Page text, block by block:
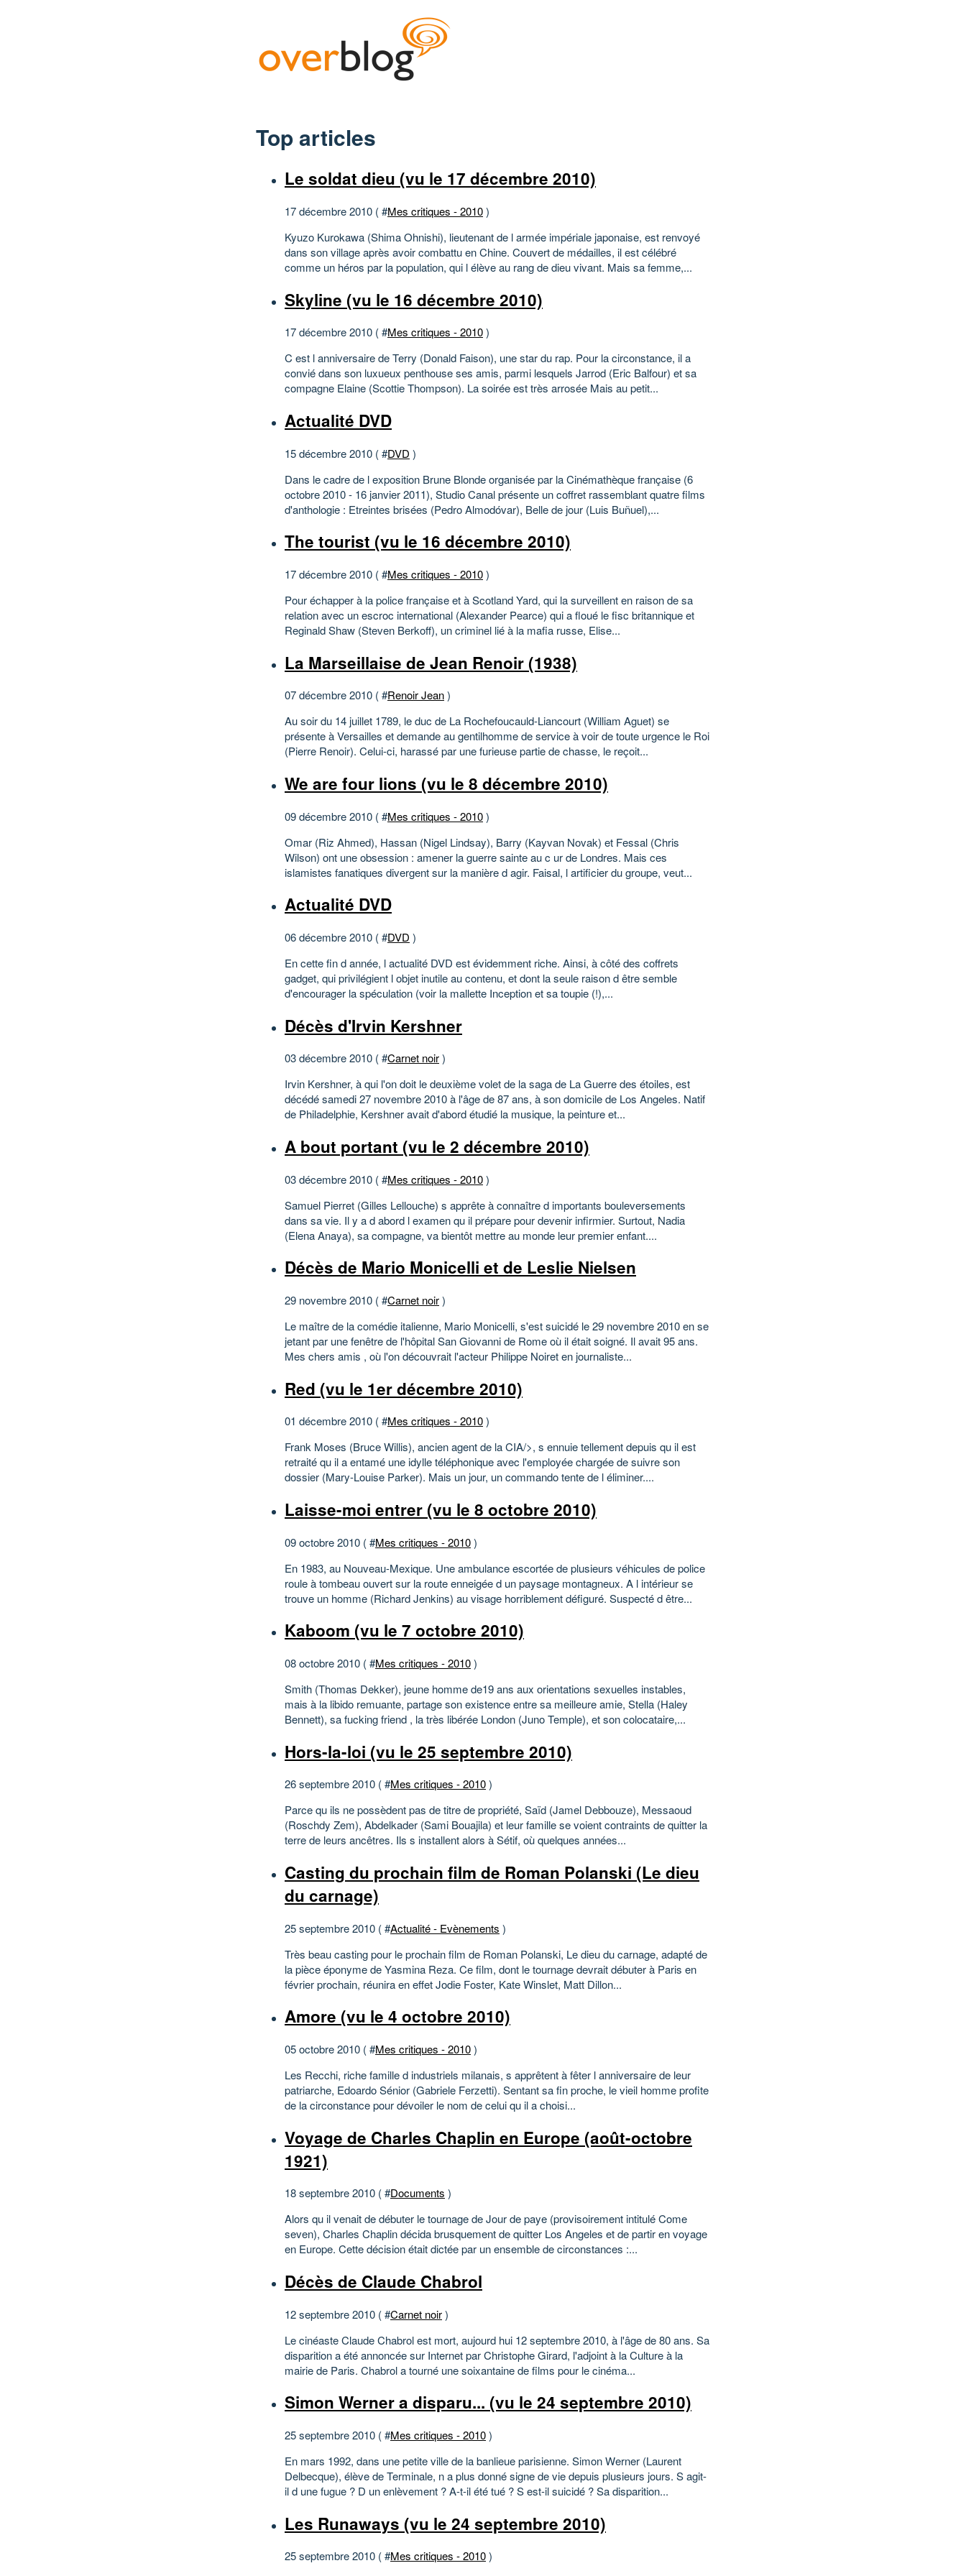
Top articles
Le soldat dieu (vu le 17 décembre 2010)
17 décembre 2010 ( #Mes critiques - 2010)
Kyuzo Kurokawa (Shima Ohnishi), lieutenant de l armée impériale japonaise, est renvoyé
dans son village après avoir combattu en Chine. Couvert de médailles, il est célébré
comme un héros par la population, qui l élève au rang de dieu vivant. Mais sa femme,...
Skyline (vu le 16 décembre 2010)
17 décembre 2010 ( #Mes critiques - 2010)
C est l anniversaire de Terry (Donald Faison), une star du rap. Pour la circonstance, il a
convié dans son luxueux penthouse ses amis, parmi lesquels Jarrod (Eric Balfour) et sa
compagne Elaine (Scottie Thompson). La soirée est très arrosée Mais au petit...
Actualité DVD
15 décembre 2010 ( #DVD )
Dans le cadre de l exposition Brune Blonde organisée par la Cinémathèque française (6
octobre 2010 - 16 janvier 2011), Studio Canal présente un coffret rassemblant quatre films
d'anthologie : Etreintes brisées (Pedro Almodóvar), Belle de jour (Luis Buñuel),...
The tourist (vu le 16 décembre 2010)
17 décembre 2010 ( #Mes critiques - 2010)
Pour échapper à la police française et à Scotland Yard, qui la surveillent en raison de sa
relation avec un escroc international (Alexander Pearce) qui a floué le fisc britannique et
Reginald Shaw (Steven Berkoff), un criminel lié à la mafia russe, Elise...
La Marseillaise de Jean Renoir (1938)
07 décembre 2010 ( #Renoir Jean)
Au soir du 14 juillet 1789, le duc de La Rochefoucauld-Liancourt (William Aguet) se
présente à Versailles et demande au gentilhomme de service à voir de toute urgence le Roi
(Pierre Renoir). Celui-ci, harassé par une furieuse partie de chasse, le reçoit...
We are four lions (vu le 8 décembre 2010)
09 décembre 2010 ( #Mes critiques - 2010)
Omar (Riz Ahmed), Hassan (Nigel Lindsay), Barry (Kayvan Novak) et Fessal (Chris
Wilson) ont une obsession : amener la guerre sainte au c ur de Londres. Mais ces
islamistes fanatiques divergent sur la manière d agir. Faisal, l artificier du groupe, veut...
Actualité DVD
06 décembre 2010 ( #DVD )
En cette fin d année, l actualité DVD est évidemment riche. Ainsi, à côté des coffrets
gadget, qui privilégient l objet inutile au contenu, et dont la seule raison d être semble
d'encourager la spéculation (voir la mallette Inception et sa toupie (!),...
Décès d'Irvin Kershner
03 décembre 2010 ( #Carnet noir)
Irvin Kershner, à qui l'on doit le deuxième volet de la saga de La Guerre des étoiles, est
décédé samedi 27 novembre 2010 à l'âge de 87 ans, à son domicile de Los Angeles. Natif
de Philadelphie, Kershner avait d'abord étudié la musique, la peinture et...
A bout portant (vu le 2 décembre 2010)
03 décembre 2010 ( #Mes critiques - 2010)
Samuel Pierret (Gilles Lellouche) s apprête à connaître d importants bouleversements
dans sa vie. Il y a d abord l examen qu il prépare pour devenir infirmier. Surtout, Nadia
(Elena Anaya), sa compagne, va bientôt mettre au monde leur premier enfant....
Décès de Mario Monicelli et de Leslie Nielsen
29 novembre 2010 ( #Carnet noir)
Le maître de la comédie italienne, Mario Monicelli, s'est suicidé le 29 novembre 2010 en se
jetant par une fenêtre de l'hôpital San Giovanni de Rome où il était soigné. Il avait 95 ans.
Mes chers amis , où l'on découvrait l'acteur Philippe Noiret en journaliste...
Red (vu le 1er décembre 2010)
01 décembre 2010 ( #Mes critiques - 2010)
Frank Moses (Bruce Willis), ancien agent de la CIA/>, s ennuie tellement depuis qu il est
retraité qu il a entamé une idylle téléphonique avec l'employée chargée de suivre son
dossier (Mary-Louise Parker). Mais un jour, un commando tente de l éliminer....
Laisse-moi entrer (vu le 8 octobre 2010)
09 octobre 2010 ( #Mes critiques - 2010)
En 1983, au Nouveau-Mexique. Une ambulance escortée de plusieurs véhicules de police
roule à tombeau ouvert sur la route enneigée d un paysage montagneux. A l intérieur se
trouve un homme (Richard Jenkins) au visage horriblement défiguré. Suspecté d être...
Kaboom (vu le 7 octobre 2010)
08 octobre 2010 ( #Mes critiques - 2010)
Smith (Thomas Dekker), jeune homme de19 ans aux orientations sexuelles instables,
mais à la libido remuante, partage son existence entre sa meilleure amie, Stella (Haley
Bennett), sa fucking friend , la très libérée London (Juno Temple), et son colocataire,...
Hors-la-loi (vu le 25 septembre 2010)
26 septembre 2010 ( #Mes critiques - 2010)
Parce qu ils ne possèdent pas de titre de propriété, Saïd (Jamel Debbouze), Messaoud
(Roschdy Zem), Abdelkader (Sami Bouajila) et leur famille se voient contraints de quitter la
terre de leurs ancêtres. Ils s installent alors à Sétif, où quelques années...
Casting du prochain film de Roman Polanski (Le dieu
du carnage)
25 septembre 2010 ( #Actualité - Evènements )
Très beau casting pour le prochain film de Roman Polanski, Le dieu du carnage, adapté de
la pièce éponyme de Yasmina Reza. Ce film, dont le tournage devrait débuter à Paris en
février prochain, réunira en effet Jodie Foster, Kate Winslet, Matt Dillon...
Amore (vu le 4 octobre 2010)
05 octobre 2010 ( #Mes critiques - 2010)
Les Recchi, riche famille d industriels milanais, s apprêtent à fêter l anniversaire de leur
patriarche, Edoardo Sénior (Gabriele Ferzetti). Sentant sa fin proche, le vieil homme profite
de la circonstance pour dévoiler le nom de celui qu il a choisi...
Voyage de Charles Chaplin en Europe (août-octobre
1921)
18 septembre 2010 ( #Documents )
Alors qu il venait de débuter le tournage de Jour de paye (provisoirement intitulé Come
seven), Charles Chaplin décida brusquement de quitter Los Angeles et de partir en voyage
en Europe. Cette décision était dictée par un ensemble de circonstances :...
Décès de Claude Chabrol
12 septembre 2010 ( #Carnet noir)
Le cinéaste Claude Chabrol est mort, aujourd hui 12 septembre 2010, à l'âge de 80 ans. Sa
disparition a été annoncée sur Internet par Christophe Girard, l'adjoint à la Culture à la
mairie de Paris. Chabrol a tourné une soixantaine de films pour le cinéma...
Simon Werner a disparu... (vu le 24 septembre 2010)
25 septembre 2010 ( #Mes critiques - 2010)
En mars 1992, dans une petite ville de la banlieue parisienne. Simon Werner (Laurent
Delbecque), élève de Terminale, n a plus donné signe de vie depuis plusieurs jours. S agit-
il d une fugue ? D un enlèvement ? A-t-il été tué ? S est-il suicidé ? Sa disparition...
Les Runaways (vu le 24 septembre 2010)
25 septembre 2010 ( #Mes critiques - 2010)